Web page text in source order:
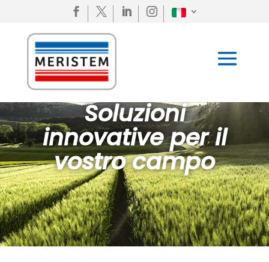
   
Soluzioni
innovative per il
vostro campo